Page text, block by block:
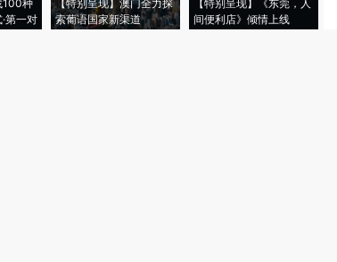
100种
第一对
【特别呈现】澳门全力探
索葡语国家新渠道
【特别呈现】《东莞，人
间便利店》倾情上线